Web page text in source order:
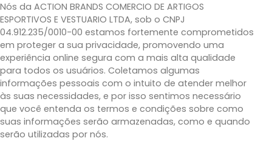
Nós da ACTION BRANDS COMERCIO DE ARTIGOS
ESPORTIVOS E VESTUARIO LTDA, sob o CNPJ
04.912.235/0010-00 estamos fortemente comprometidos
em proteger a sua privacidade, promovendo uma
experiência online segura com a mais alta qualidade
para todos os usuários. Coletamos algumas
informações pessoais com o intuito de atender melhor
às suas necessidades, e por isso sentimos necessário
que você entenda os termos e condições sobre como
suas informações serão armazenadas, como e quando
serão utilizadas por nós.